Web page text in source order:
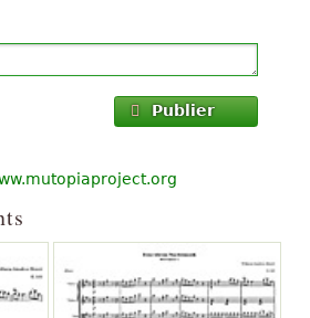
j'aime arto
Publier